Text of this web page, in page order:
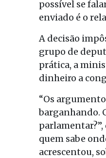
possível se
enviado é o
A decisão
grupo de
prática, a
dinheiro a
“Os
barganhando.
quem sabe
acrescentou,